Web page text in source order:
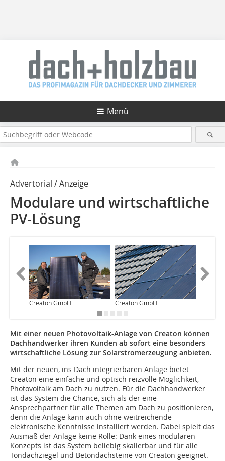
Menü
Advertorial / Anzeige
Modulare und wirtschaftliche
PV-Lösung
Creaton GmbH Creaton GmbH
Mit einer neuen Photovoltaik-Anlage von Creaton können
Dachhandwerker ihren Kunden ab sofort eine besonders
wirtschaftliche Lösung zur Solarstromerzeugung anbieten.
Mit der neuen, ins Dach integrierbaren Anlage bietet
Creaton eine einfache und optisch reizvolle Möglichkeit,
Photovoltaik am Dach zu nutzen. Für die Dachhandwerker
ist das System die Chance, sich als der eine
Ansprechpartner für alle Themen am Dach zu positionieren,
denn die Anlage kann auch ohne weitreichende
elektronische Kenntnisse installiert werden. Dabei spielt das
Ausmaß der Anlage keine Rolle: Dank eines modularen
Konzepts ist das System beliebig skalierbar und für alle
Tondachziegel und Betondachsteine von Creaton geeignet.